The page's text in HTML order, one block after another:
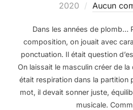
2020
Aucun
Dans les années de plomb…
composition, on jouait avec
ponctuation. Il était question
On laissait le masculin créer de la
était respiration dans la partition
mot, il devait sonner juste,
musicale.